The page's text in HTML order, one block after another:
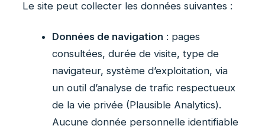
Le site peut collecter les données suivantes :
Données de navigation : pages
consultées, durée de visite, type de
navigateur, système d’exploitation, via
un outil d’analyse de trafic respectueux
de la vie privée (Plausible Analytics).
Aucune donnée personnelle identifiable